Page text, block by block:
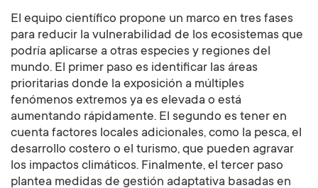
El equipo científico propone un marco en tres fases
para reducir la vulnerabilidad de los ecosistemas que
podría aplicarse a otras especies y regiones del
mundo. El primer paso es identificar las áreas
prioritarias donde la exposición a múltiples
fenómenos extremos ya es elevada o está
aumentando rápidamente. El segundo es tener en
cuenta factores locales adicionales, como la pesca, el
desarrollo costero o el turismo, que pueden agravar
los impactos climáticos. Finalmente, el tercer paso
plantea medidas de gestión adaptativa basadas en